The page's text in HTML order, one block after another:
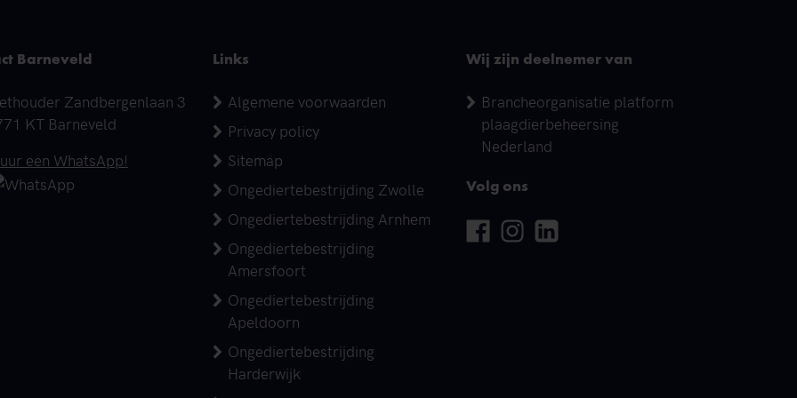
Barneveld
Zandbergenlaan 3
KT Barneveld
een WhatsApp!
Links
Algemene voorwaarden
Privacy policy
Sitemap
Ongediertebestrijding Zwolle
Ongediertebestrijding Arnhem
Ongediertebestrijding
Amersfoort
Ongediertebestrijding
Apeldoorn
Ongediertebestrijding
Harderwijk
Wij zijn deelnemer van
Brancheorganisatie platform
plaagdierbeheersing
Nederland
Volg ons
Facebook
InstagramLinkedin